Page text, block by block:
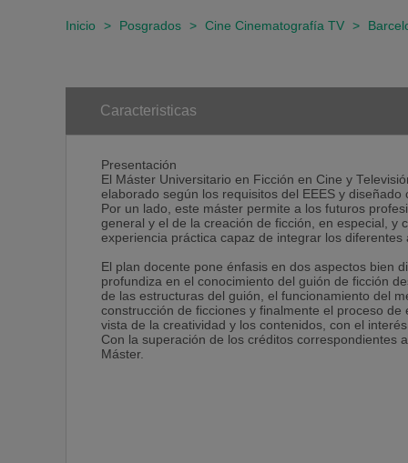
Inicio > Posgrados > Cine Cinematografía TV >
Caracteristicas
Presentación
El Máster Universitario en Ficción en Cine y
elaborado según los requisitos del EEES y
Por un lado, este máster permite a los futuros
general y el de la creación de ficción, en especial, y
experiencia práctica capaz de integrar los
El plan docente pone énfasis en dos aspectos bien
profundiza en el conocimiento del guión de ficción
de las estructuras del guión, el funcionamiento del
construcción de ficciones y finalmente el proceso
vista de la creatividad y los contenidos, con el
Con la superación de los créditos correspondientes
Máster.